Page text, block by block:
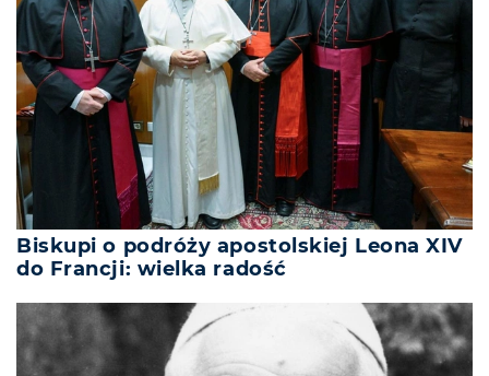
Biskupi o podróży apostolskiej Leona XIV
do Francji: wielka radość